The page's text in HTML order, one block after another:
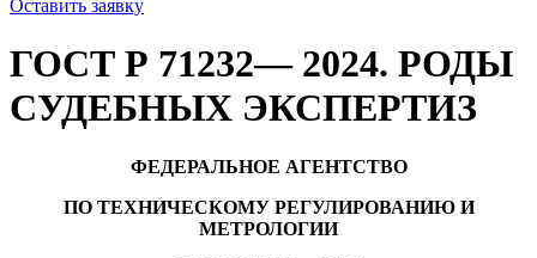
Оставить заявку
ГОСТ Р 71232— 2024. РОДЫ
СУДЕБНЫХ ЭКСПЕРТИЗ
ФЕДЕРАЛЬНОЕ АГЕНТСТВО
ПО ТЕХНИЧЕСКОМУ РЕГУЛИРОВАНИЮ И
МЕТРОЛОГИИ